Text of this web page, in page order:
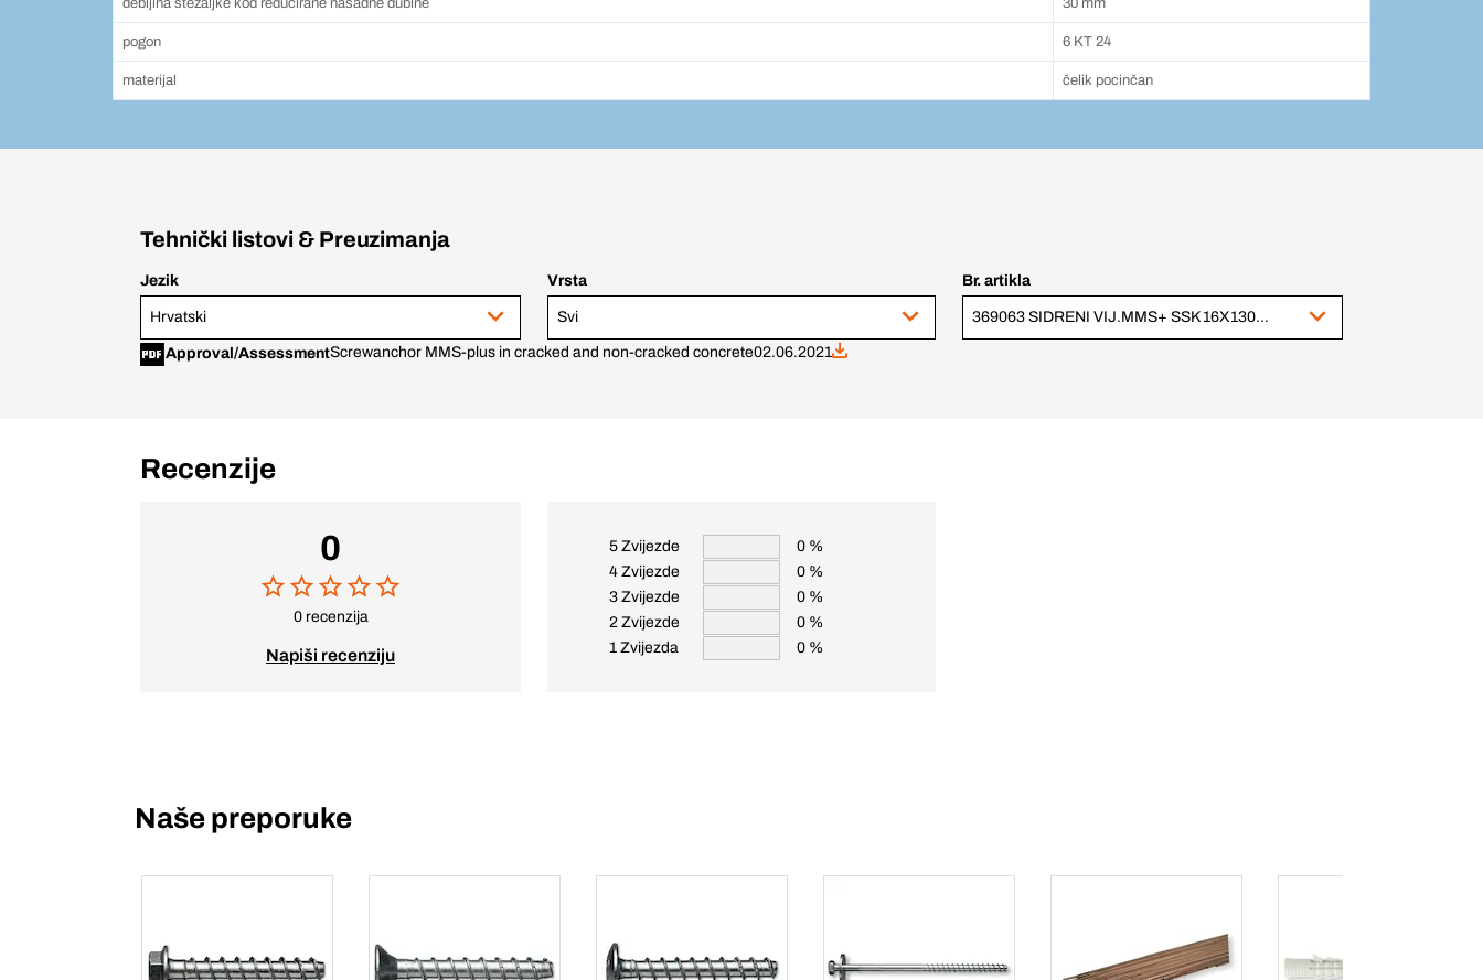
debljina stezaljke kod reducirane nasadne dubine 30 mm
pogon 6 KT 24
materijal čelik pocinčan
Tehnički listovi & Preuzimanja
Jezik
Hrvatski
Vrsta
Svi
Br. artikla
369063 SIDRENI VIJ.MMS+ SSK 16X130ZN
Approval/AssessmentScrewanchor MMS-plus in cracked and non-cracked concrete02.06.2021
Recenzije
0
0 recenzija
Napiši recenziju
5 Zvijezde
0 %
4 Zvijezde
0 %
3 Zvijezde
0 %
2 Zvijezde
0 %
1 Zvijezda
0 %
Naše preporuke